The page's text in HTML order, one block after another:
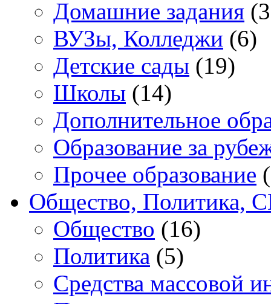
Домашние задания
ВУЗы, Колледжи (6)
Детские сады (19)
Школы (14)
Дополнительное
Образование за
Прочее образование
Общество, Политика,
Общество (16)
Политика (5)
Средства массовой